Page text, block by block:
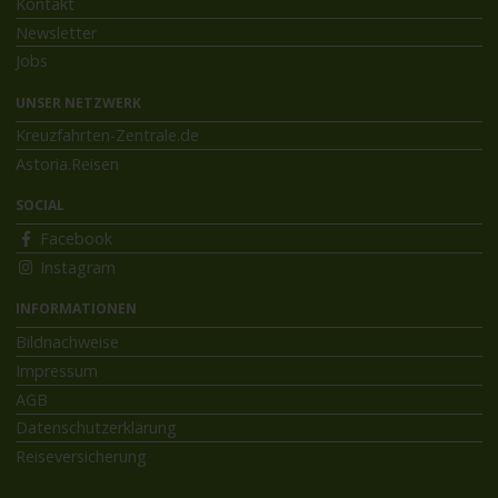
Newsletter
Jobs
UNSER NETZWERK
Kreuzfahrten-Zentrale.de
Astoria.Reisen
SOCIAL
Facebook
Instagram
INFORMATIONEN
Bildnachweise
Impressum
AGB
Datenschutzerklärung
Reiseversicherung